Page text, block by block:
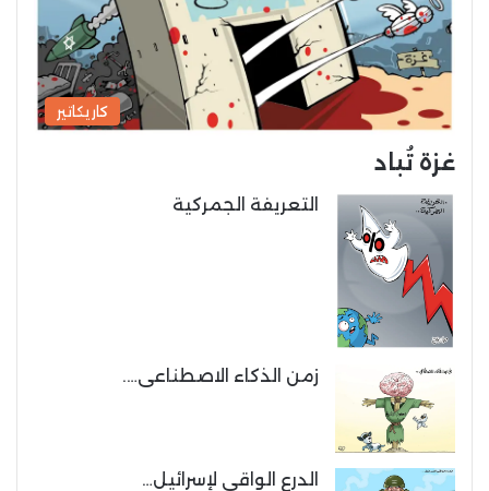
كاريكاتير
غزة تُباد
التعريفة الجمركية
زمن الذكاء الاصطناعى….
الدرع الواقي لإسرائيل…